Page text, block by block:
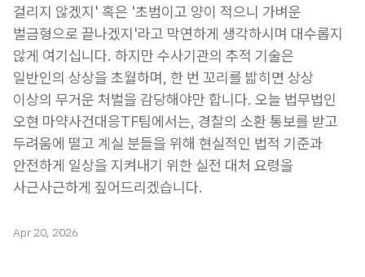
걸리지 않겠지' 혹은 '초범이고 양이 적으니 가벼운
벌금형으로 끝나겠지'라고 막연하게 생각하시며 대수롭지
않게 여기십니다. 하지만 수사기관의 추적 기술은
일반인의 상상을 초월하며, 한 번 꼬리를 밟히면 상상
이상의 무거운 처벌을 감당해야만 합니다. 오늘 법무법인
오현 마약사건대응TF팀에서는, 경찰의 소환 통보를 받고
두려움에 떨고 계실 분들을 위해 현실적인 법적 기준과
안전하게 일상을 지켜내기 위한 실전 대처 요령을
사근사근하게 짚어드리겠습니다.
Apr 20, 2026